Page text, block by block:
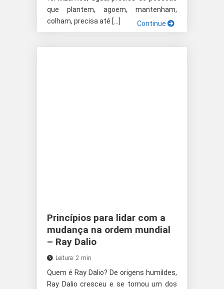
que plantem, agoem, mantenham,
colham, precisa até […]
Continue
Princípios para lidar com a
mudança na ordem mundial
– Ray Dalio
Leitura: 2 min
Quem é Ray Dalio? De origens humildes,
Ray Dalio cresceu e se tornou um dos